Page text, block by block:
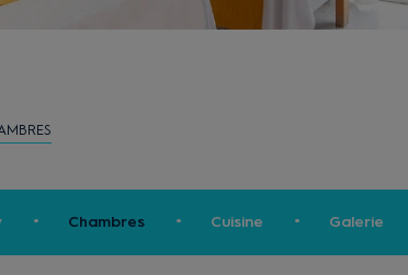
Chambres Cuisine Galerie